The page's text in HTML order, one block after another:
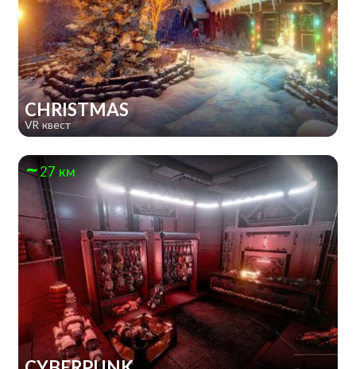
CHRISTMAS
VR квест
27 км